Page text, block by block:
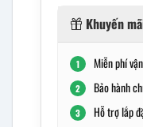
Khuyến
1 Miễn phí
2 Bảo hành
3 Hỗ trợ lắp